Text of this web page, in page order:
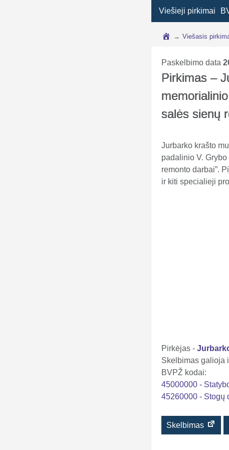
Viešieji pirkimai
→ Viešasis
Paskelbimo data
Pirkimas –
salės sienų
Jurbarko krašto
padalinio V.
remonto darbai”.
ir kiti specialieji
Pirkėjas -
Skelbimas galioja
BVPŽ kodai:
45000000 -
45260000 - Stogų
Skelbimas